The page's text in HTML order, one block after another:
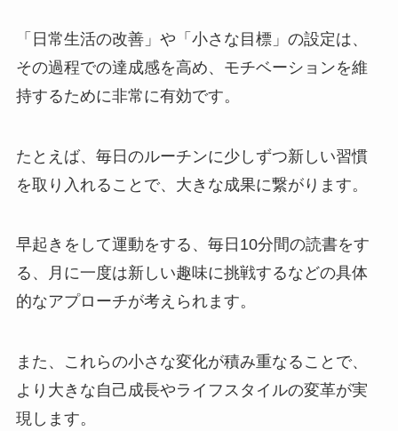
「日常生活の改善」や「小さな目標」の設定は、
その過程での達成感を高め、モチベーションを維
持するために非常に有効です。
たとえば、毎日のルーチンに少しずつ新しい習慣
を取り入れることで、大きな成果に繋がります。
早起きをして運動をする、毎日10分間の読書をす
る、月に一度は新しい趣味に挑戦するなどの具体
的なアプローチが考えられます。
また、これらの小さな変化が積み重なることで、
より大きな自己成長やライフスタイルの変革が実
現します​。